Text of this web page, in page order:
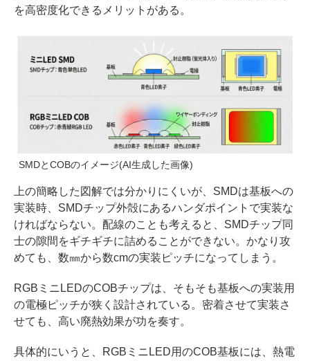
を高密度化できるメリットがある。
SMDとCOBのイメージ(AI生成した画像)
上の簡略した図解では分かりにくいが、SMDは基板への
実装時、SMDチップ外殻にあるハンダポイントで実装な
ければならない。配線のことも考えると、SMDチップ同
士の隙間をギチギチに詰めることができない。かなり攻
めても、数㎜から数cmの実装ピッチになってしまう。
RGBミニLEDのCOBチップは、そもそも基板への実装用
の電極ピッチが狭く設計されている。密着させて実装さ
せても、高い廃熱効果が功を奏す。
具体的にいうと、RGBミニLED用のCOB基板には、熱電